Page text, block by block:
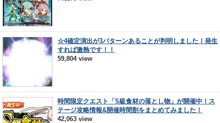
☆4確定演出が3パターンあることが判明しました！発生
すれば激熱です！！
59,804 view
時間限定クエスト「S級食材の落とし物」が開催中！ス
テージ攻略情報&開催時間割をまとめてみました！
42,063 view